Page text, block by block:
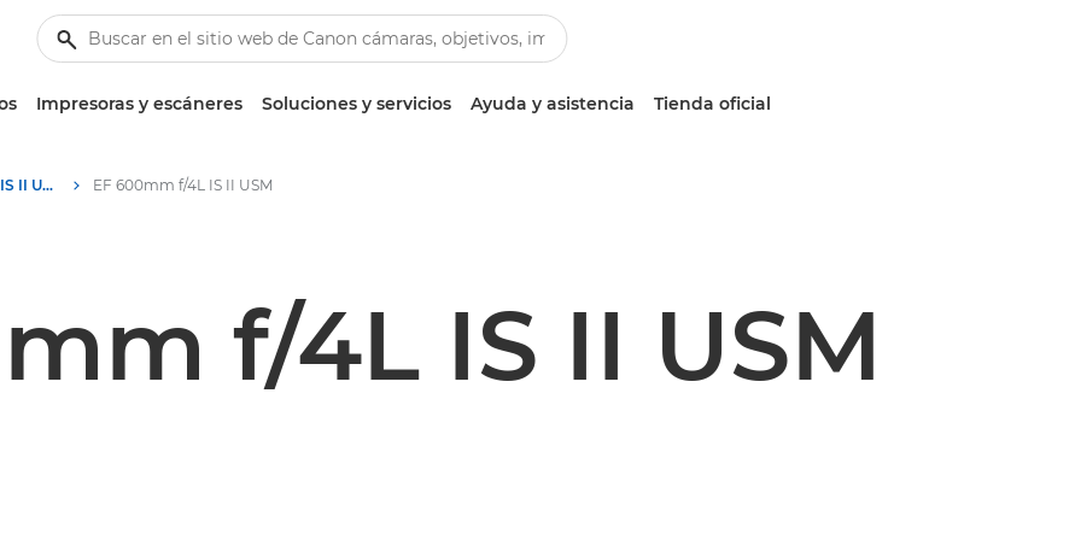
Impresoras y escáneres Soluciones y servicios Ayuda y asistencia Tienda oficial
Canon EF 600mm f/4L IS II USM - Lenses - Camera & Photo lenses EF 600mm f/4L IS II USM
f/4L IS II USM